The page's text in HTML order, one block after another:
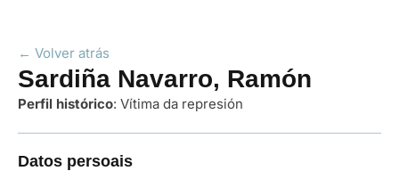
← Volver atrás
Sardiña Navarro, Ramón
Perfil histórico: Vítima da represión
Datos persoais